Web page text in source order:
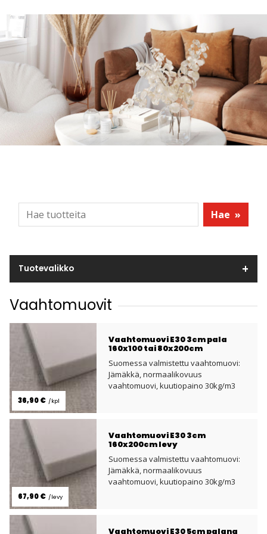
Hae »
Tuotevalikko
Vaahtomuovit
Vaahtomuovi E30 3cm pala
160x100 tai 80x200cm
Suomessa valmistettu vaahtomuovi:
Jämäkkä, normaalikovuus
vaahtomuovi, kuutiopaino 30kg/m3
36,90 € /kpl
Vaahtomuovi E30 3cm
160x200cm levy
Suomessa valmistettu vaahtomuovi:
Jämäkkä, normaalikovuus
vaahtomuovi, kuutiopaino 30kg/m3
67,90 € /levy
Vaahtomuovi E30 5cm palana